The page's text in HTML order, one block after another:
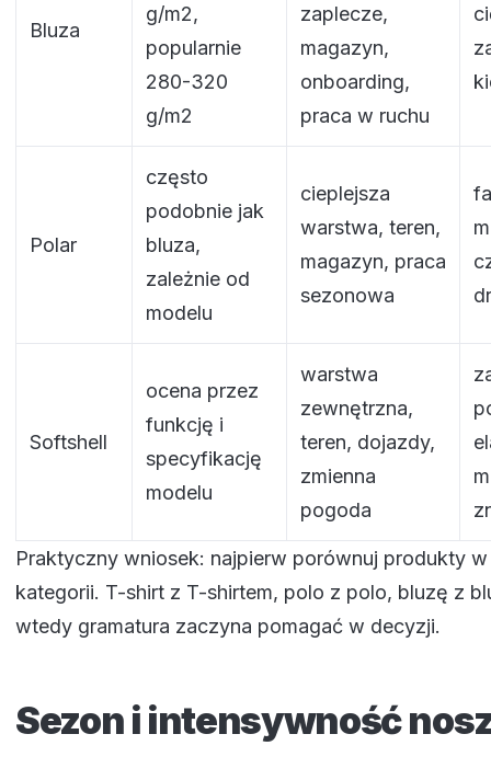
Bluza
g/m2,
popularnie
280-320
g/m2
zaplecze,
magazyn,
onboarding,
praca w ruchu
Polar
często
podobnie jak
bluza,
zależnie od
modelu
cieplejsza
warstwa, teren,
magazyn, praca
sezonowa
Softshell
ocena przez
funkcję i
specyfikację
modelu
warstwa
zewnętrzna,
teren, dojazdy,
zmienna
pogoda
Praktyczny wniosek: najpierw porównuj produkty w
kategorii. T-shirt z T-shirtem, polo z polo, bluzę z
wtedy gramatura zaczyna pomagać w decyzji.
Sezon i intensywność